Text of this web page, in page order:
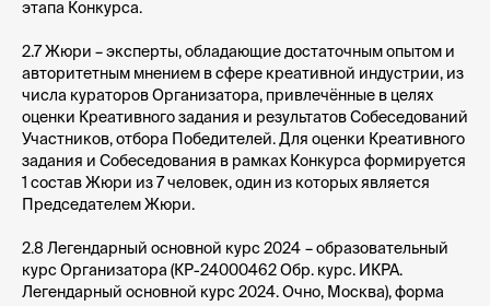
этапа Конкурса.
2.7 Жюри – эксперты, обладающие достаточным опытом и
авторитетным мнением в сфере креативной индустрии, из
числа кураторов Организатора, привлечённые в целях
оценки Креативного задания и результатов Собеседований
Участников, отбора Победителей. Для оценки Креативного
задания и Собеседования в рамках Конкурса формируется
1 состав Жюри из 7 человек, один из которых является
Председателем Жюри.
2.8 Легендарный основной курс 2024 – образовательный
курс Организатора (КР-24000462 Обр. курс. ИКРА.
Легендарный основной курс 2024. Очно, Москва), форма